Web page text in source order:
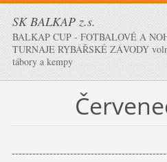
SK BALKAP z.s.
BALKAP CUP - FOTBALOVÉ A
TURNAJE RYBÁŘSKÉ ZÁVODY
tábory a kempy